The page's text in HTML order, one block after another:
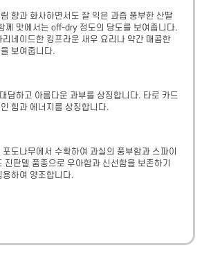
향과 화사하면서도 잘 익은 과즙 풍부한 산딸
께 맛에서는 off-dry 정도의 당도를 보여줍니다.
리네이드한 킹프라운 새우 요리나 약간 매콤한
보여줍니다.
담하고 아름다운 과부를 상징합니다. 타로 카드
힘과 에너지를 상징합니다.
도나무에서 수확하여 과실의 풍부함과 스파이
진판델 품종으로 우아함과 신선함을 보존하기
용하여 양조합니다.